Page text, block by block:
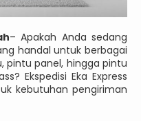
– Apakah Anda sedang
handal untuk berbagai
pintu panel, hingga pintu
Ekspedisi Eka Express
kebutuhan pengiriman